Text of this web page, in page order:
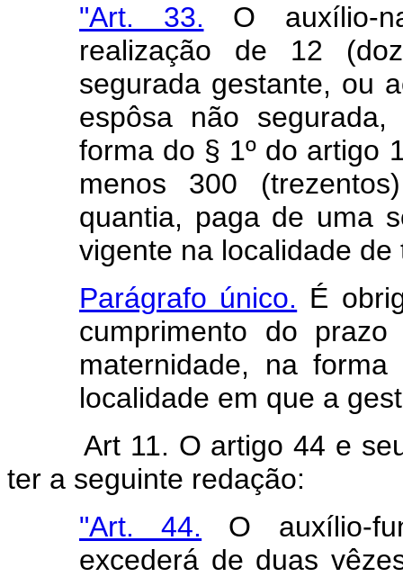
"Art. 33. O auxílio-
realização de 12
segurada gestante, ou
espôsa não
forma do § 1º do artigo
menos 300
quantia, paga de uma
vigente na localidade
Parágrafo único. É
cumprimento do
maternidade, na
localidade em que a
Art 11. O artigo 44 e
ter a seguinte redação:
"Art. 44. O auxílio-
excederá de duas